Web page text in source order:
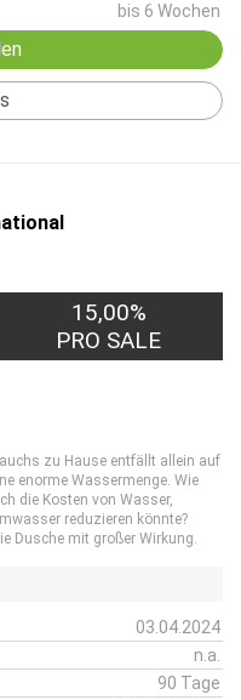
bis 6 Wochen
15,00%
PRO SALE
zu Hause entfällt allein auf
enorme Wassermenge. Wie
die Kosten von Wasser,
reduzieren könnte?
Dusche mit großer Wirkung.
03.04.2024
n.a.
90 Tage